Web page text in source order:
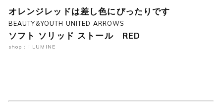
オレンジレッドは差し色にぴったりです
BEAUTY&YOUTH UNITED ARROWS
ソフト ソリッド ストール RED
shop : i LUMINE